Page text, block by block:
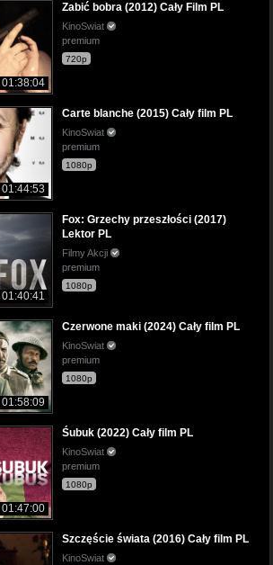
01:38:04
Zabić bobra (2012) Cały Film PL
KinoSwiat
premium
720p
01:44:53
Carte blanche (2015) Cały film PL
KinoSwiat
premium
1080p
01:40:41
Fox: Grzechy przeszłości (2017)
Lektor PL
Filmy Akcji
premium
1080p
01:58:09
Czerwone maki (2024) Cały film PL
KinoSwiat
premium
1080p
01:47:00
Śubuk (2022) Cały film PL
KinoSwiat
premium
1080p
Szczęście świata (2016) Cały film PL
KinoSwiat